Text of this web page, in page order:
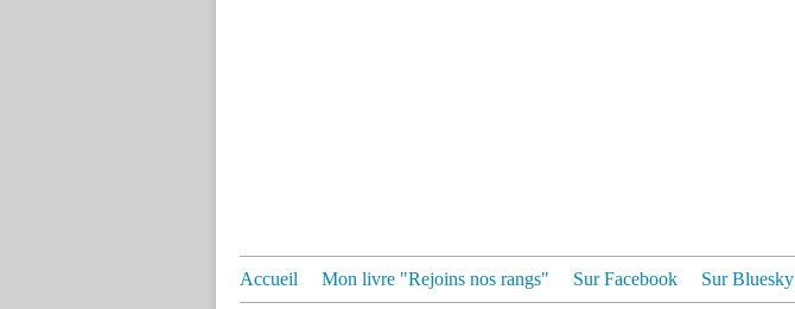
Accueil Mon livre "Rejoins nos rangs" Sur Facebook Sur Bluesky